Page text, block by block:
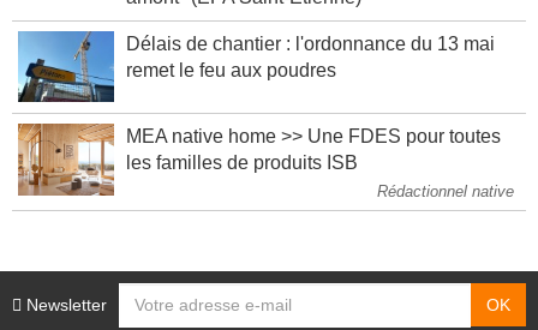
Délais de chantier : l'ordonnance du 13 mai
MEA native home >> Une FDES pour toutes
Rédactionnel native